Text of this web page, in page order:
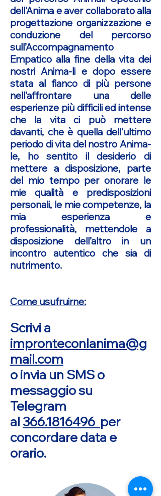
dell’Anima e aver collaborato alla
progettazione organizzazione e
conduzione del percorso
sull’Accompagnamento
Empatico alla fine della vita dei
nostri Anima-li e dopo essere
stata al fianco di più persone
nell’affrontare una delle
esperienze più difficili ed intense
che la vita ci può mettere
davanti, che è quella dell’ultimo
periodo di vita del nostro Anima-
le, ho sentito il desiderio di
mettere a disposizione, parte
del mio tempo per onorare le
mie qualità e predisposizioni
personali, le mie competenze, la
mia esperienza e
professionalità, mettendole a
disposizione dell’altro in un
incontro autentico che sia di
nutrimento.
Come usufruirne:
Scrivi a
impronteconlanima@g
mail.com
o invia un SMS o
messaggio su
Telegram
al 366.1816496 per
concordare data e
orario.